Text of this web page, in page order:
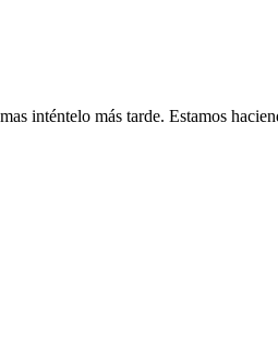
inténtelo más tarde. Estamos